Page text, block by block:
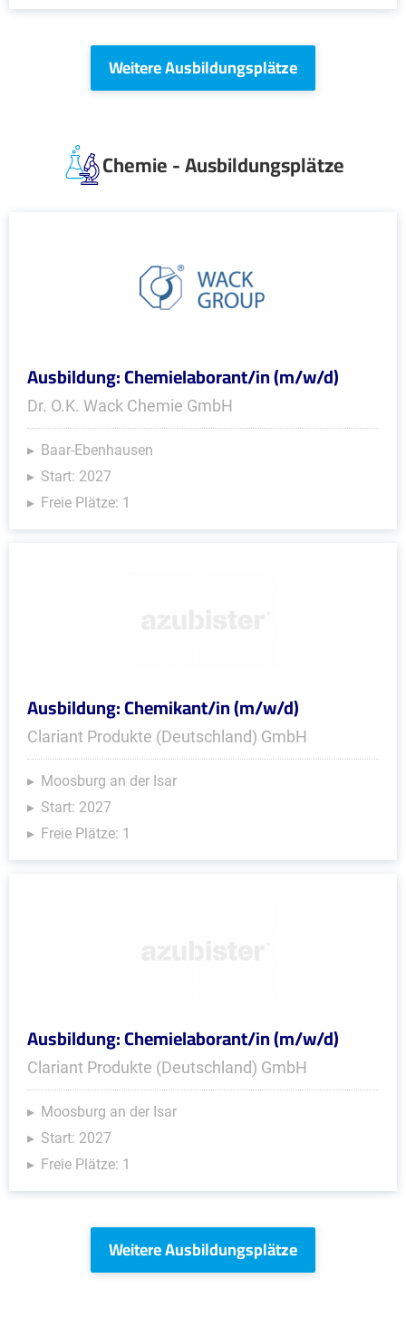
Weitere Ausbildungsplätze
Chemie - Ausbildungsplätze
Ausbildung: Chemielaborant/in (m/w/d)
Dr. O.K. Wack Chemie GmbH
Baar-Ebenhausen
Start: 2027
Freie Plätze: 1
Ausbildung: Chemikant/in (m/w/d)
Clariant Produkte (Deutschland) GmbH
Moosburg an der Isar
Start: 2027
Freie Plätze: 1
Ausbildung: Chemielaborant/in (m/w/d)
Clariant Produkte (Deutschland) GmbH
Moosburg an der Isar
Start: 2027
Freie Plätze: 1
Weitere Ausbildungsplätze